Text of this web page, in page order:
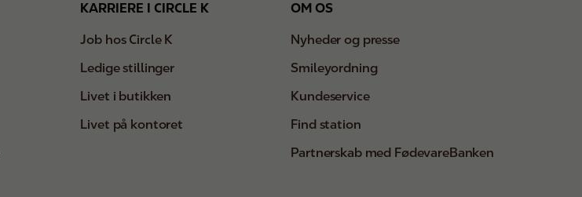
KARRIERE I CIRCLE K
Job hos Circle K
Ledige stillinger
Livet i butikken
Livet på kontoret
OM OS
Nyheder og presse
Smileyordning
Kundeservice
Find station
Partnerskab med FødevareBanken